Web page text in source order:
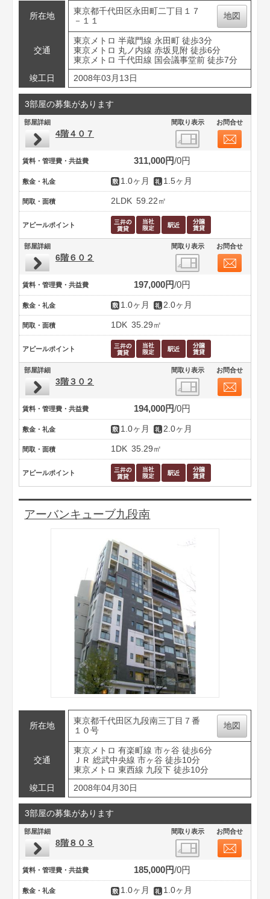
所在地
東京都千代田区永田町二丁目１７
－１１
地図
交通
東京メトロ 半蔵門線 永田町 徒歩3分
東京メトロ 丸ノ内線 赤坂見附 徒歩6分
東京メトロ 千代田線 国会議事堂前 徒歩7分
竣工日
2008年03月13日
3部屋の募集があります
部屋詳細 間取り表示 お問合せ
4階４０７
賃料・管理費・共益費 311,000円 0円
敷金・礼金 1.0ヶ月 1.5ヶ月
間取・面積 2LDK 59.22㎡
アピールポイント
部屋詳細 間取り表示 お問合せ
6階６０２
賃料・管理費・共益費 197,000円 0円
敷金・礼金 1.0ヶ月 2.0ヶ月
間取・面積 1DK 35.29㎡
アピールポイント
部屋詳細 間取り表示 お問合せ
3階３０２
賃料・管理費・共益費 194,000円 0円
敷金・礼金 1.0ヶ月 2.0ヶ月
間取・面積 1DK 35.29㎡
アピールポイント
アーバンキューブ九段南
所在地
東京都千代田区九段南三丁目７番
１０号
地図
交通
東京メトロ 有楽町線 市ヶ谷 徒歩6分
ＪＲ 総武中央線 市ヶ谷 徒歩10分
東京メトロ 東西線 九段下 徒歩10分
竣工日
2008年04月30日
3部屋の募集があります
部屋詳細 間取り表示 お問合せ
8階８０３
賃料・管理費・共益費 185,000円 0円
敷金・礼金 1.0ヶ月 1.0ヶ月